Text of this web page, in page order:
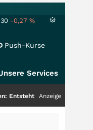
-0,27 %
Push-Kurse
Services
hier die nächste
Anzeige